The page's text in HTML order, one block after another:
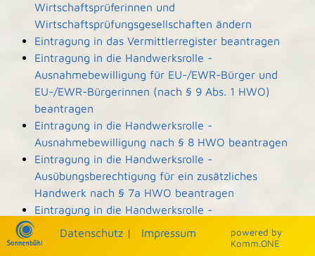
Wirtschaftsprüferinnen und
Wirtschaftsprüfungsgesellschaften ändern
Eintragung in das Vermittlerregister beantragen
Eintragung in die Handwerksrolle -
Ausnahmebewilligung für EU-/EWR-Bürger und
EU-/EWR-Bürgerinnen (nach § 9 Abs. 1 HWO)
beantragen
Eintragung in die Handwerksrolle -
Ausnahmebewilligung nach § 8 HWO beantragen
Eintragung in die Handwerksrolle -
Ausübungsberechtigung für ein zusätzliches
Handwerk nach § 7a HWO beantragen
Eintragung in die Handwerksrolle -
Ausübungsberechtigung nach § 7b HWO
beantragen
powered by
Komm.ONE
Datenschutz | Impressum